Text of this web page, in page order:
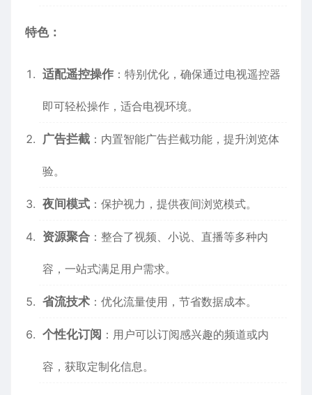
特色：
适配遥控操作 ：特别优化，确保通过电视遥控器
即可轻松操作，适合电视环境。
广告拦截 ：内置智能广告拦截功能，提升浏览体
验。
夜间模式 ：保护视力，提供夜间浏览模式。
资源聚合 ：整合了视频、小说、直播等多种内
容，一站式满足用户需求。
省流技术 ：优化流量使用，节省数据成本。
个性化订阅 ：用户可以订阅感兴趣的频道或内
容，获取定制化信息。